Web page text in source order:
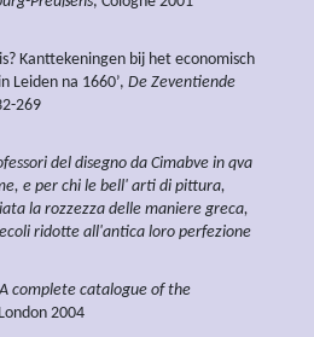
Kanttekeningen bij het economisch
Leiden na 1660’, De Zeventiende
269
del disegno da Cimabve in qva
e per chi le bell' arti di pittura,
la rozzezza delle maniere greca,
ridotte all'antica loro perfezione
complete catalogue of the
2004